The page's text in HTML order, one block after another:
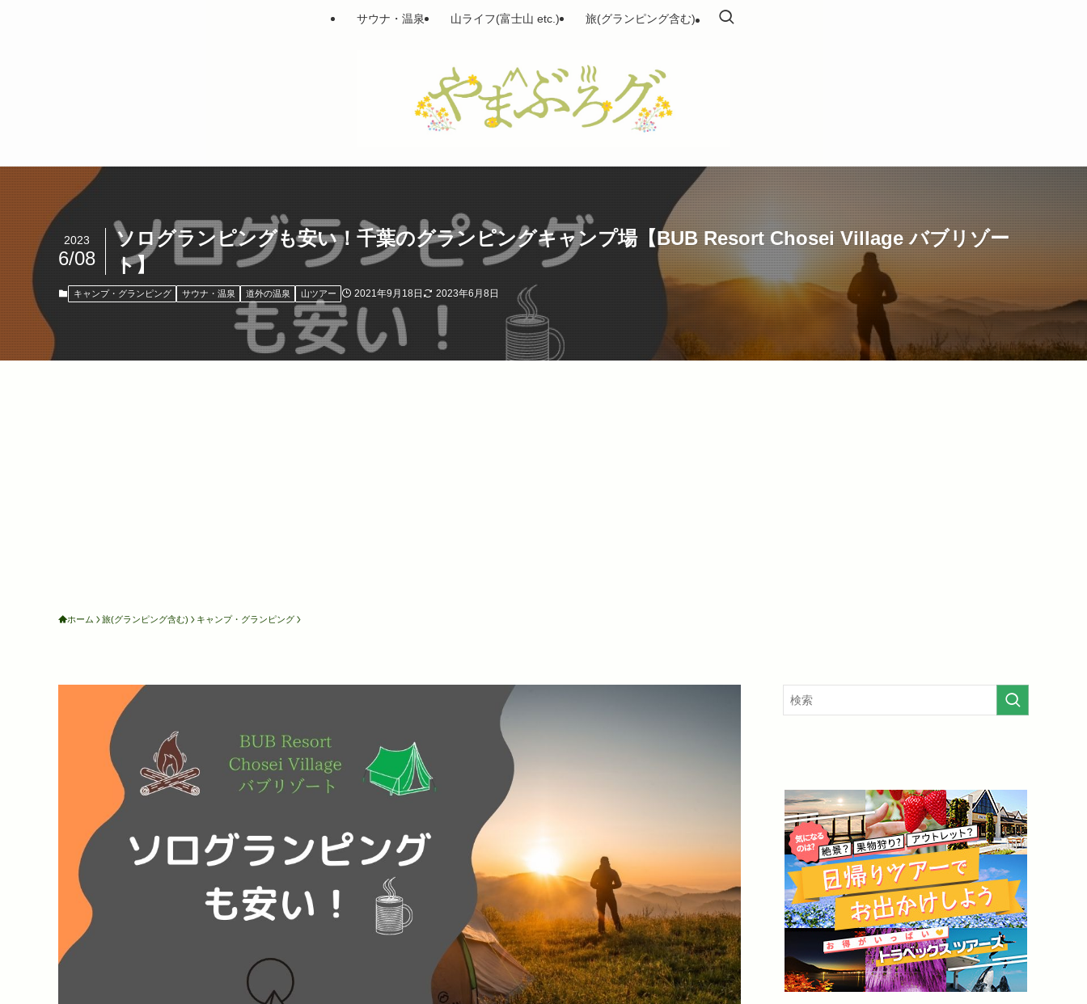
サウナ・温泉 山ライフ(富士山 etc.) 旅(グランピング含む)
ソログランピングも安い！千葉のグランピングキャンプ場【BUB Resort Chosei Village バブリゾー
ト】
2023
6/08
キャンプ・グランピング サウナ・温泉 道外の温泉 山ツアー 2021年9月18日 2023年6月8日
ホーム 旅(グランピング含む) キャンプ・グランピング